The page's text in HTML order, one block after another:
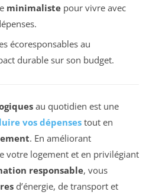
minimalistepour vivre avec
écoresponsables au
durable sur son budget.
au quotidien est une
vos dépenses tout en
. En améliorant
votre logement et en privilégiant
responsable, vous
d’énergie, de transport et